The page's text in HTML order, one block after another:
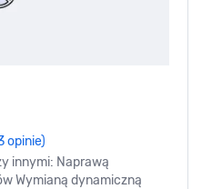
opinie)
innymi: Naprawą
Wymianą dynamiczną